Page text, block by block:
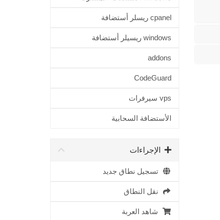
cpanel ريسلر أستضافة
windows ريسيلر أستضافة
addons
CodeGuard
vps سيرفرات
الأستضافة السحابية
الإجراءات
تسجيل نطاق جديد
نقل النطاق
شاهد العربة